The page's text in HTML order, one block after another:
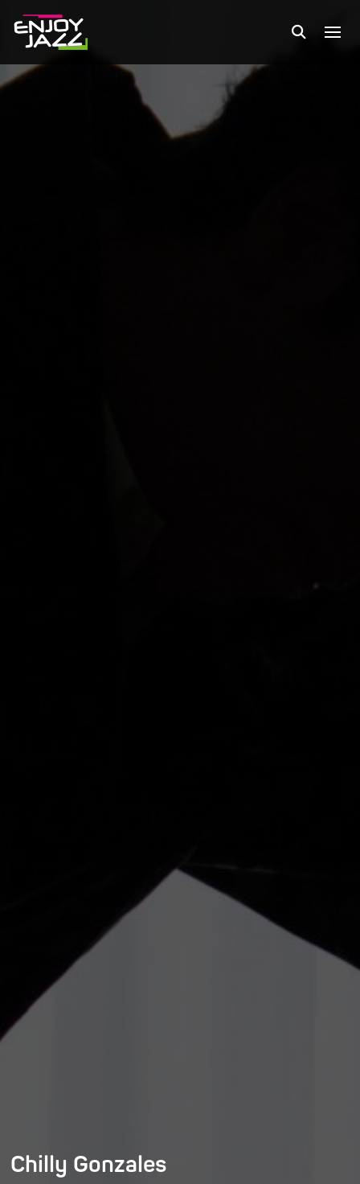
Chilly Gonzales